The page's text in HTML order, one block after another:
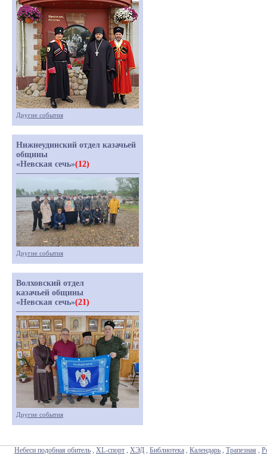
Другие события
Нижнеудинский отдел казачьей
общины
«Невская сечь»(12)
Другие события
Волховский отдел
казачьей общины
«Невская сечь»(21)
Другие события
Небеси подобная обитель , XL-спорт , ХЭД , Библиотека , Календарь , Трапезная ,